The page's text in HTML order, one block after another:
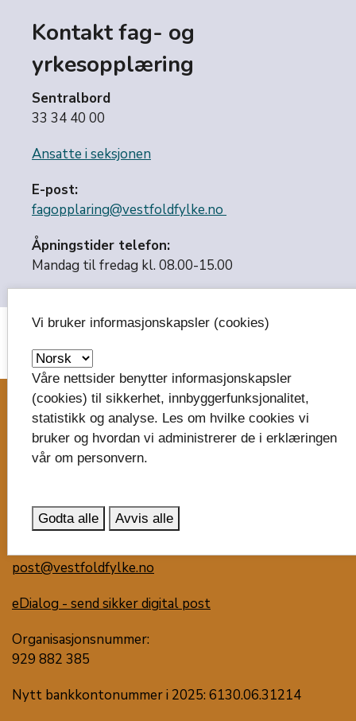
Kontakt fag- og
yrkesopplæring
Sentralbord
33 34 40 00
Ansatte i seksjonen
E-post:
fagopplaring@vestfoldfylke.no
Åpningstider telefon:
Mandag til fredag kl. 08.00-15.00
image_search
Skriv til oss
Trudvang
3105 Tønsberg
post@vestfoldfylke.no
eDialog - send sikker digital post
Organisasjonsnummer:
929 882 385
Nytt bankkontonummer i 2025: 6130.06.31214
Vi bruker informasjonskapsler (cookies)
Våre nettsider benytter informasjonskapsler
(cookies) til sikkerhet, innbyggerfunksjonalitet,
statistikk og analyse. Les om hvilke cookies vi
bruker og hvordan vi administrerer de i erklæringen
vår om personvern.
Godta alle Avvis alle